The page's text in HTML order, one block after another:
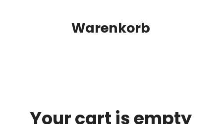
Warenkorb
Your cart is empty